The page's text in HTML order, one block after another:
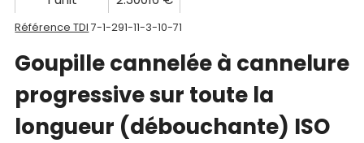
Référence TDI 7-1-291-11-3-10-71
Goupille cannelée à cannelure
progressive sur toute la
longueur (débouchante) ISO